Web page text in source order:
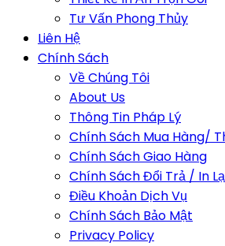
Tư Vấn Phong Thủy
Liên Hệ
Chính Sách
Về Chúng Tôi
About Us
Thông Tin Pháp Lý
Chính Sách Mua Hàng/
Chính Sách Giao Hàng
Chính Sách Đổi Trả / In
Điều Khoản Dịch Vụ
Chính Sách Bảo Mật
Privacy Policy